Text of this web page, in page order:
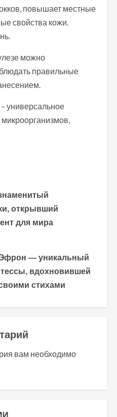
повышает местные
свойства кожи.
можно
правильные
универсальное
открывший
для мира
— уникальный
вдохновившей
стихами
вам необходимо